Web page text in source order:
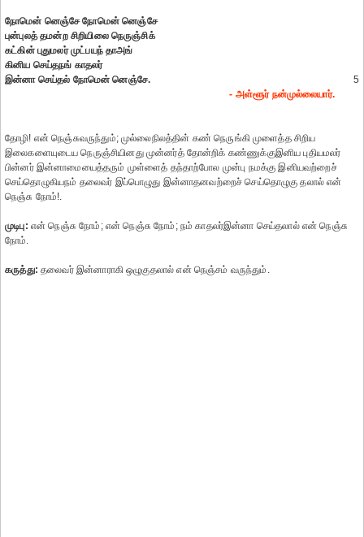
நோமென் னெஞ்சே நோமென் னெஞ்சே
புன்புலத் தமன்ற சிறியிலை நெருஞ்சிக்
கட்கின் புதுமலர் முட்பயந் தாஅங்
கினிய செய்தநங் காதலர்
இன்னா செய்தல் நோமென் னெஞ்சே.
5
- அள்ளூர் நன்முல்லையார்.
தோழி! என் நெஞ்சுவருந்தும்; முல்லைநிலத்தின் கண் நெருங்கி முளைத்த சிறிய
இலைகளையுடைய நெருஞ்சியினது முன்னர்த் தோன்றிக் கண்ணுக்குஇனிய புதியமலர்
பின்னர் இன்னாமையைத்தரும் முள்ளைத் தந்தாற்போல முன்பு நமக்கு இனியவற்றைச்
செய்தொழுகியநம் தலைவர் இப்பொழுது இன்னாதனவற்றைச் செய்தொழுகு தலால் என்
நெஞ்சு நோம்!.
முடிபு: என் நெஞ்சு நோம்; என் நெஞ்சு நோம்; நம் காதலர்இன்னா செய்தலால் என் நெஞ்சு
நோம்.
கருத்து: தலைவர் இன்னாராகி ஒழுகுதலால் என் நெஞ்சம் வருந்தும்.